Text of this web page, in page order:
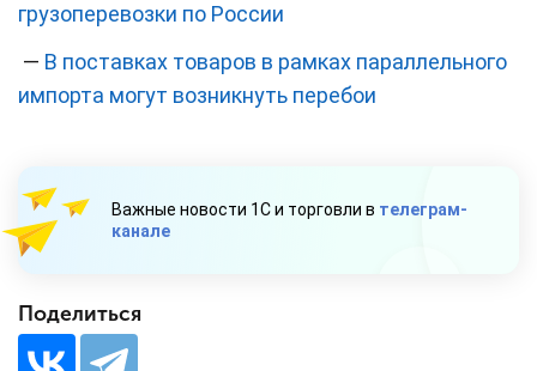
грузоперевозки по России
— В поставках товаров в рамках параллельного
импорта могут возникнуть перебои
Важные новости 1С и торговли в телеграм-
канале
Поделиться